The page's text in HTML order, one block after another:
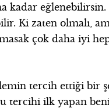
kadar eğlenebilirsin.
Ki zaten olmalı,
çok daha iyi
tercih ettiği bir
tercihi ilk yapan